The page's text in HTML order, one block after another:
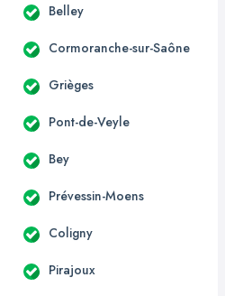
Belley
Cormoranche-sur-Saône
Grièges
Pont-de-Veyle
Bey
Prévessin-Moens
Coligny
Pirajoux